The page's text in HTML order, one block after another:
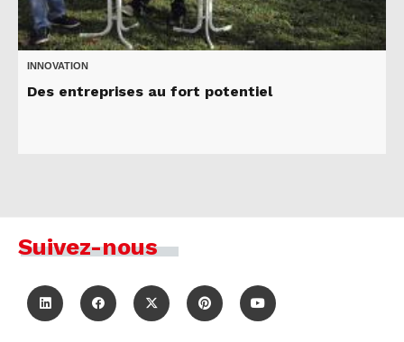
INNOVATION
Des entreprises au fort potentiel
Suivez-nous